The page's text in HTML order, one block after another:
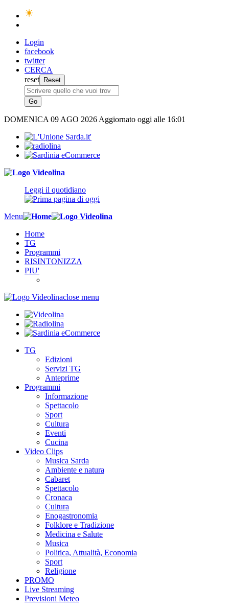
Login
facebook
twitter
CERCA
reset
DOMENICA 09 AGO 2026 Aggiornato oggi alle 16:01
Leggi il quotidiano
Menu
Home
TG
Programmi
RISINTONIZZA
PIU'
close menu
TG
Edizioni
Servizi TG
Anteprime
Programmi
Informazione
Spettacolo
Sport
Cultura
Eventi
Cucina
Video Clips
Musica Sarda
Ambiente e natura
Cabaret
Spettacolo
Cronaca
Cultura
Enogastronomia
Folklore e Tradizione
Medicina e Salute
Musica
Politica, Attualità, Economia
Sport
Religione
PROMO
Live Streaming
Previsioni Meteo